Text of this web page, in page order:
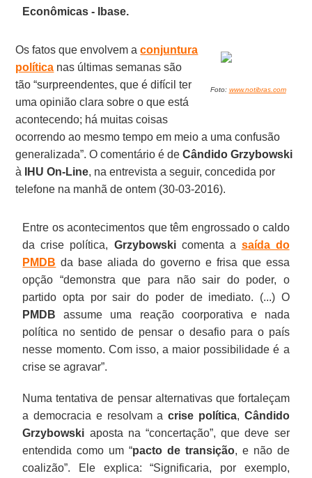
Econômicas - Ibase.
Foto: www.notibras.com
Os fatos que envolvem aconjuntura
política nas últimas semanas são
tão “surpreendentes, que é difícil ter
uma opinião clara sobre o que está
acontecendo; há muitas coisas
ocorrendo ao mesmo tempo em meio a uma confusão
generalizada”. O comentário é deCândido Grzybowski
à
IHU On-Line, na entrevista a seguir, concedida por
telefone na manhã de ontem (30-03-2016).
Entre os acontecimentos que têm engrossado o caldo
da crise política, Grzybowskicomenta a saída do
PMDB da base aliada do governo e frisa que essa
opção “demonstra que para não sair do poder, o
partido opta por sair do poder de imediato. (...) O
PMDB assume uma reação coorporativa e nada
política no sentido de pensar o desafio para o país
nesse momento. Com isso, a maior possibilidade é a
crise se agravar”.
Numa tentativa de pensar alternativas que fortaleçam
a democracia e resolvam acrise política, Cândido
Grzybowski aposta na “concertação”, que deve ser
entendida como um “pacto de transição, e não de
coalizão”. Ele explica: “Significaria, por exemplo,